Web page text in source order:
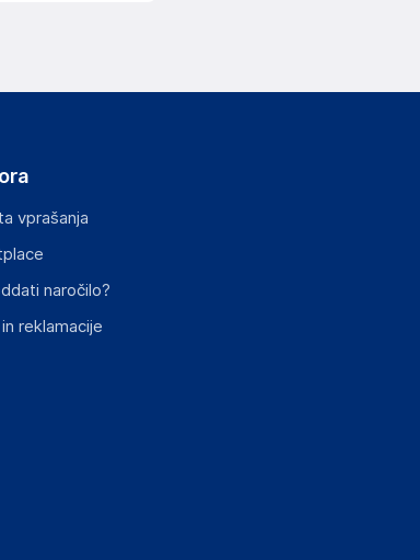
vprašanja
naročilo?
reklamacije